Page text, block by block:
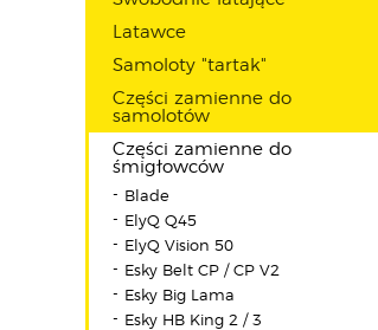
Latawce
Samoloty "tartak"
Części zamienne do
samolotów
Części zamienne do
śmigłowców
Blade
ElyQ Q45
ElyQ Vision 50
Esky Belt CP / CP V2
Esky Big Lama
Esky HB King 2 / 3